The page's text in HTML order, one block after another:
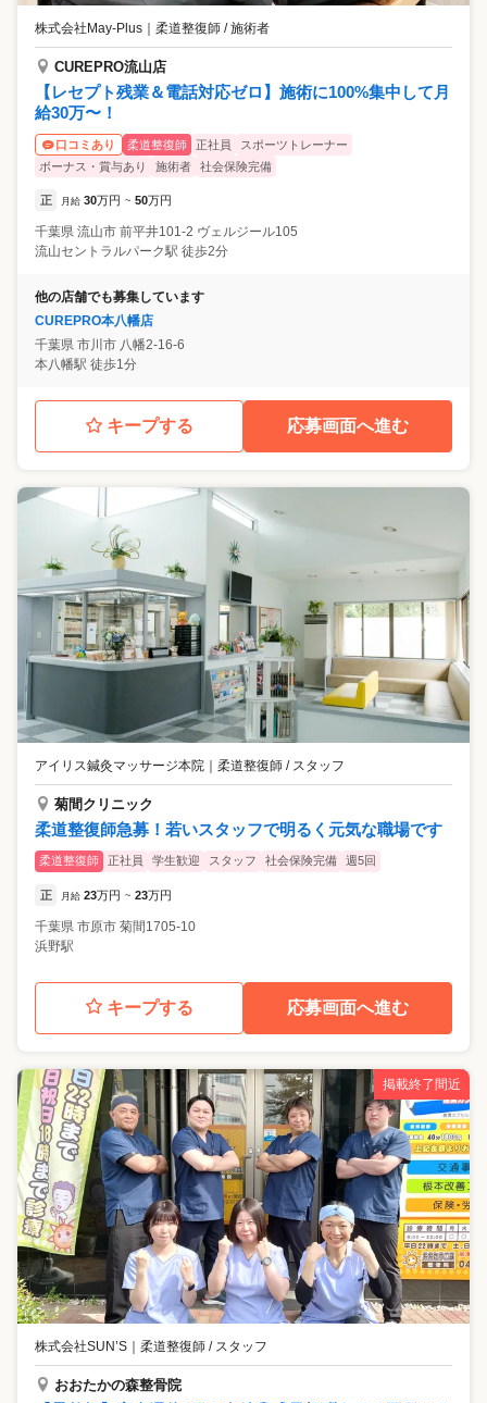
株式会社May-Plus 柔道整復師 / 施術者
CUREPRO流山店
【レセプト残業＆電話対応ゼロ】施術に100%集中して月
給30万〜！
口コミあり 柔道整復師 正社員
スポーツトレーナー
ボーナス・賞与あり
施術者 社会保険完備
正 月給 30万円 ~ 50万円
千葉県 流山市 前平井101-2 ヴェルジール105
流山セントラルパーク駅 徒歩2分
他の店舗でも募集しています
CUREPRO本八幡店
千葉県 市川市 八幡2-16-6
本八幡駅 徒歩1分
キープする 応募画面へ進む
アイリス鍼灸マッサージ本院 ｜ 柔道整復師 / スタッフ
菊間クリニック
柔道整復師急募！若いスタッフで明るく元気な職場です
柔道整復師 正社員 学生歓迎 スタッフ 社会保険完備 週5回
正 月給 23万円 ~ 23万円
千葉県 市原市 菊間1705-10
浜野駅
キープする 応募画面へ進む
掲載終了間近
株式会社SUN’S ｜ 柔道整復師 / スタッフ
おおたかの森整骨院